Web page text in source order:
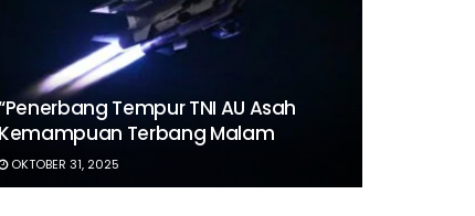
Tempur TNI AU Asah
Kemampuan Terbang Malam
OKTOBER 31, 2025